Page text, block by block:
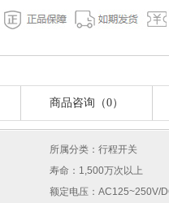
商品咨询（0）
所属分类：行程开关
寿命：1,500万次以上
额定电压：AC125~250V/